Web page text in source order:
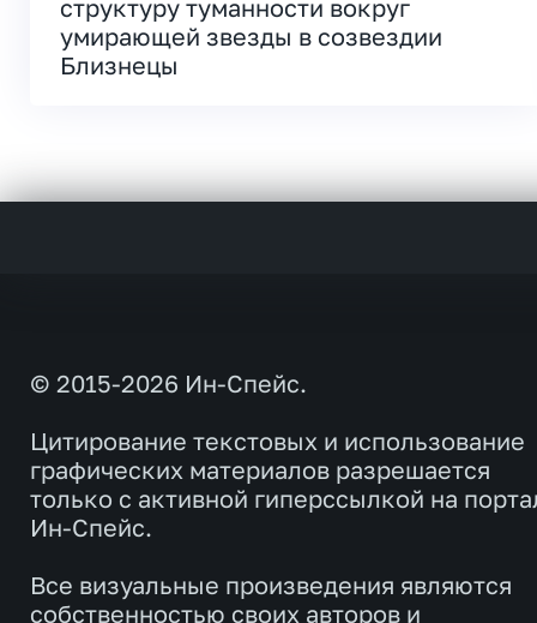
структуру туманности вокруг
умирающей звезды в созвездии
Близнецы
© 2015-2026 Ин-Спейс.
Цитирование текстовых и использование
графических материалов разрешается
только с активной гиперссылкой на
Ин-Спейс.
Все визуальные произведения являются
собственностью своих авторов и